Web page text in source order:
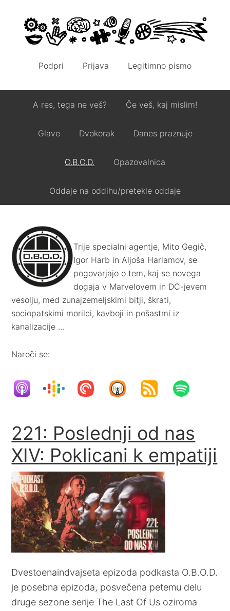
Podpri Prijava Legitimno pismo
A res, tega ne veš? Če veš, kaj mislim!
Glave Dvokorak Danes praznuje
O.B.O.D. Opazovalnica
Oddaje na oddihu/pretekle oddaje
Trije specialni agentje, Mito Gegič,
Igor Harb in Aljoša Harlamov, se
pogovarjajo o tem, kaj se novega
dogaja v Marvelovem in DC-jevem
vesolju, med zunajzemeljskimi bitji, škrati,
sociopatskimi morilci, kavboji in pošastmi iz
kanalizacije ...
Naroči se:
221: Poslednji od nas
XIV: Poklicani k empatiji
Dvestoenaindvajseta epizoda podkasta O.B.O.D.
je posebna epizoda, posvečena petemu delu
druge sezone serije The Last Of Us oziroma